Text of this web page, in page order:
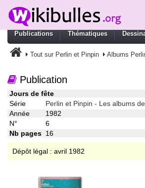
Publications Thématiques
Tout sur Perlin et Pinpin Albums
Publication
Jours de fête
Série
Perlin et Pinpin - Les albums
Année
1982
N°
6
Nb pages 16
Dépôt légal : avril 1982